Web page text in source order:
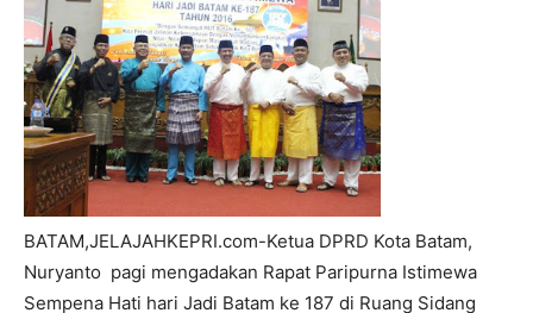
BATAM,JELAJAHKEPRI.com-Ketua DPRD Kota Batam,
Nuryanto pagi mengadakan Rapat Paripurna Istimewa
Sempena Hati hari Jadi Batam ke 187 di Ruang Sidang